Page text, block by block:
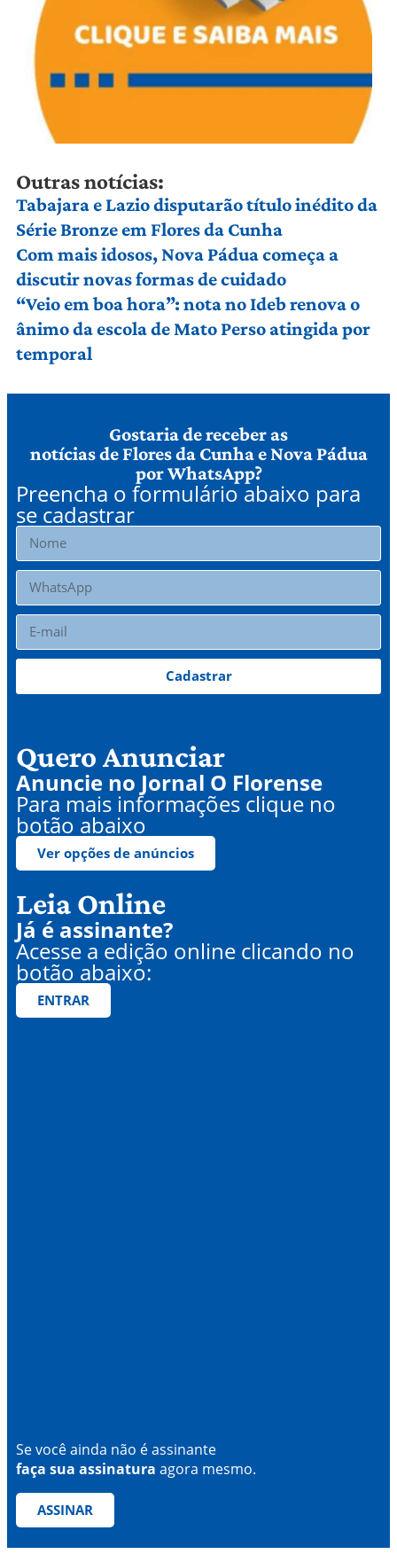
Outras notícias:
Tabajara e Lazio disputarão título inédito da
Série Bronze em Flores da Cunha
Com mais idosos, Nova Pádua começa a
discutir novas formas de cuidado
“Veio em boa hora”: nota no Ideb renova o
ânimo da escola de Mato Perso atingida por
temporal
Gostaria de receber as
notícias de Flores da Cunha e Nova Pádua
por WhatsApp?
Preencha o formulário abaixo para
se cadastrar
Cadastrar
Quero Anunciar
Anuncie no Jornal O Florense
Para mais informações clique no
botão abaixo
Ver opções de anúncios
Leia Online
Já é assinante?
Acesse a edição online clicando no
botão abaixo:
ENTRAR
Se você ainda não é assinante
faça sua assinatura agora mesmo.
ASSINAR